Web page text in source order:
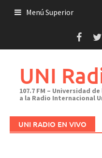
Menú Superior
UNI
107.7 FM – Universidad
a la Radio Internacional
UNI RADIO EN VIVO